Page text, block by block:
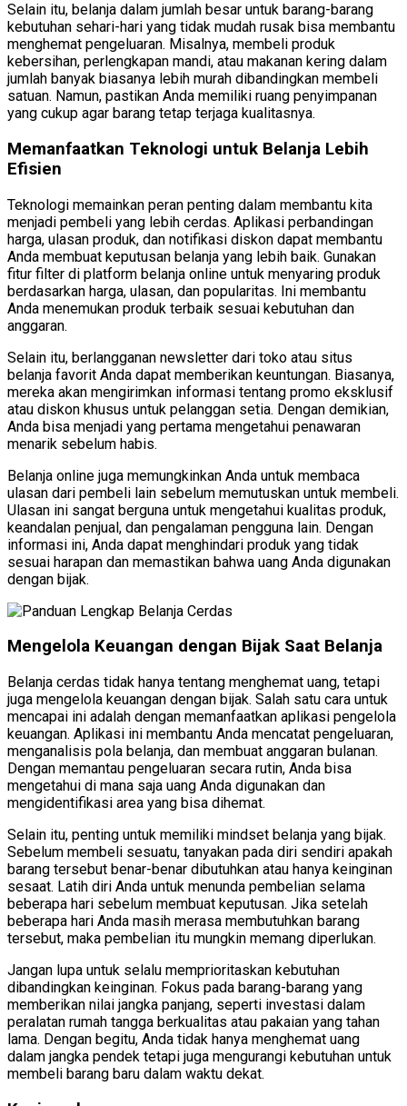
Selain itu, belanja dalam jumlah besar untuk barang-barang
kebutuhan sehari-hari yang tidak mudah rusak bisa membantu
menghemat pengeluaran. Misalnya, membeli produk
kebersihan, perlengkapan mandi, atau makanan kering dalam
jumlah banyak biasanya lebih murah dibandingkan membeli
satuan. Namun, pastikan Anda memiliki ruang penyimpanan
yang cukup agar barang tetap terjaga kualitasnya.
Memanfaatkan Teknologi untuk Belanja Lebih
Efisien
Teknologi memainkan peran penting dalam membantu kita
menjadi pembeli yang lebih cerdas. Aplikasi perbandingan
harga, ulasan produk, dan notifikasi diskon dapat membantu
Anda membuat keputusan belanja yang lebih baik. Gunakan
fitur filter di platform belanja online untuk menyaring produk
berdasarkan harga, ulasan, dan popularitas. Ini membantu
Anda menemukan produk terbaik sesuai kebutuhan dan
anggaran.
Selain itu, berlangganan newsletter dari toko atau situs
belanja favorit Anda dapat memberikan keuntungan. Biasanya,
mereka akan mengirimkan informasi tentang promo eksklusif
atau diskon khusus untuk pelanggan setia. Dengan demikian,
Anda bisa menjadi yang pertama mengetahui penawaran
menarik sebelum habis.
Belanja online juga memungkinkan Anda untuk membaca
ulasan dari pembeli lain sebelum memutuskan untuk membeli.
Ulasan ini sangat berguna untuk mengetahui kualitas produk,
keandalan penjual, dan pengalaman pengguna lain. Dengan
informasi ini, Anda dapat menghindari produk yang tidak
sesuai harapan dan memastikan bahwa uang Anda digunakan
dengan bijak.
Mengelola Keuangan dengan Bijak Saat Belanja
Belanja cerdas tidak hanya tentang menghemat uang, tetapi
juga mengelola keuangan dengan bijak. Salah satu cara untuk
mencapai ini adalah dengan memanfaatkan aplikasi pengelola
keuangan. Aplikasi ini membantu Anda mencatat pengeluaran,
menganalisis pola belanja, dan membuat anggaran bulanan.
Dengan memantau pengeluaran secara rutin, Anda bisa
mengetahui di mana saja uang Anda digunakan dan
mengidentifikasi area yang bisa dihemat.
Selain itu, penting untuk memiliki mindset belanja yang bijak.
Sebelum membeli sesuatu, tanyakan pada diri sendiri apakah
barang tersebut benar-benar dibutuhkan atau hanya keinginan
sesaat. Latih diri Anda untuk menunda pembelian selama
beberapa hari sebelum membuat keputusan. Jika setelah
beberapa hari Anda masih merasa membutuhkan barang
tersebut, maka pembelian itu mungkin memang diperlukan.
Jangan lupa untuk selalu memprioritaskan kebutuhan
dibandingkan keinginan. Fokus pada barang-barang yang
memberikan nilai jangka panjang, seperti investasi dalam
peralatan rumah tangga berkualitas atau pakaian yang tahan
lama. Dengan begitu, Anda tidak hanya menghemat uang
dalam jangka pendek tetapi juga mengurangi kebutuhan untuk
membeli barang baru dalam waktu dekat.